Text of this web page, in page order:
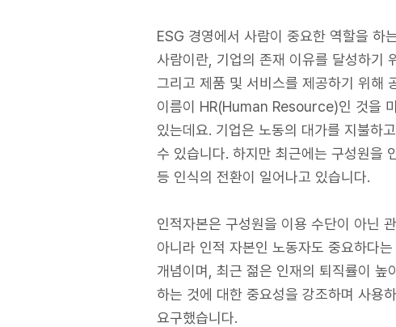
ESG 경영에서 사람이 중요한 역할을 하
사람이란, 기업의 존재 이유를 달성하기
그리고 제품 및 서비스를 제공하기 위해
이름이 HR(Human Resource)인 것을
있는데요. 기업은 노동의 대가를 지불하
수 있습니다. 하지만 최근에는 구성원
등 인식의 전환이 일어나고 있습니다.
인적자본은 구성원을 이용 수단이 아닌
아니라 인적 자본인 노동자도 중요하다
개념이며, 최근 젊은 인재의 퇴직률이
하는 것에 대한 중요성을 강조하며 사용
요구했습니다.